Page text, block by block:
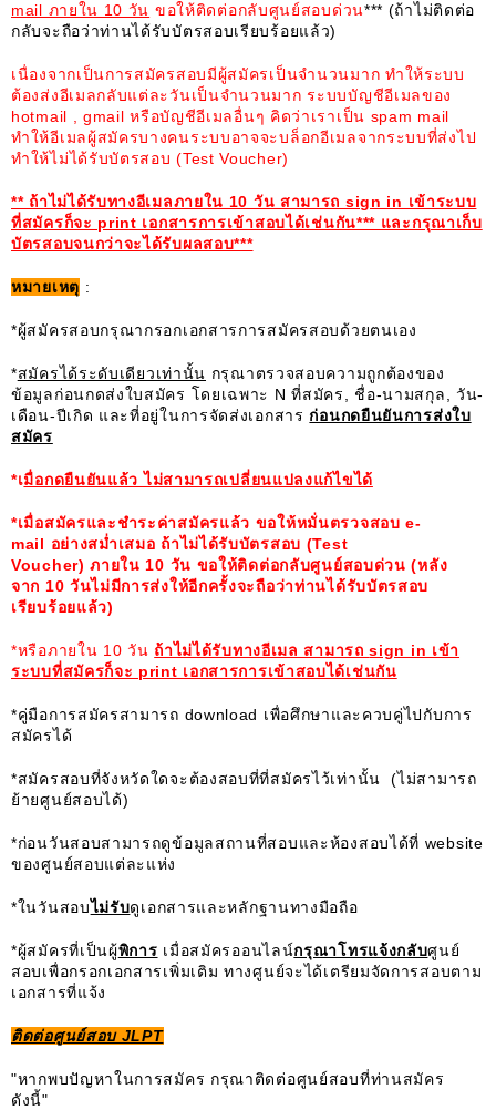
mail ภายใน 10 วัน ขอให้ติดต่อกลับศูนย์สอบด่วน*** (ถ้าไม่ติดต่อ
กลับจะถือว่าท่านได้รับบัตรสอบเรียบร้อยแล้ว)
เนื่องจากเป็นการสมัครสอบมีผู้สมัครเป็นจำนวนมาก ทำให้ระบบ
ต้องส่งอีเมลกลับแต่ละวันเป็นจำนวนมาก ระบบบัญชีอีเมลของ
hotmail , gmail หรือบัญชีอีเมลอื่นๆ คิดว่าเราเป็น spam mail
ทำให้อีเมลผู้สมัครบางคนระบบอาจจะบล็อกอีเมลจากระบบที่ส่งไป
ทำให้ไม่ได้รับบัตรสอบ (Test Voucher)
** ถ้าไม่ได้รับทางอีเมลภายใน 10 วัน สามารถ sign in เข้าระบบ
ที่สมัครก็จะ print เอกสารการเข้าสอบได้เช่นกัน*** และกรุณาเก็บ
บัตรสอบจนกว่าจะได้รับผลสอบ***
หมายเหตุ :
*ผู้สมัครสอบกรุณากรอกเอกสารการสมัครสอบด้วยตนเอง
*สมัครได้ระดับเดียวเท่านั้น กรุณาตรวจสอบความถูกต้องของ
ข้อมูลก่อนกดส่งใบสมัคร โดยเฉพาะ N ที่สมัคร, ชื่อ-นามสกุล, วัน-
เดือน-ปีเกิด และที่อยู่ในการจัดส่งเอกสารก่อนกดยืนยันการส่งใบ
สมัคร
*เมื่อกดยืนยันแล้ว ไม่สามารถเปลี่ยนแปลงแก้ไขได้
*เมื่อสมัครและชำระค่าสมัครแล้ว ขอให้หมั่นตรวจสอบ e-
mail อย่างสม่ำเสมอ ถ้าไม่ได้รับบัตรสอบ (Test
Voucher) ภายใน 10 วัน ขอให้ติดต่อกลับศูนย์สอบด่วน (หลัง
จาก 10 วันไม่มีการส่งให้อีกครั้งจะถือว่าท่านได้รับบัตรสอบ
เรียบร้อยแล้ว)
*หรือภายใน 10 วัน ถ้าไม่ได้รับทางอีเมล สามารถsign in เข้า
ระบบที่สมัครก็จะ print เอกสารการเข้าสอบได้เช่นกัน
*คู่มือการสมัครสามารถ download เพื่อศึกษาและควบคู่ไปกับการ
สมัครได้
*สมัครสอบที่จังหวัดใดจะต้องสอบที่ที่สมัครไว้เท่านั้น (ไม่สามารถ
ย้ายศูนย์สอบได้)
*ก่อนวันสอบสามารถดูข้อมูลสถานที่สอบและห้องสอบได้ที่ website
ของศูนย์สอบแต่ละแห่ง
*ในวันสอบไม่รับดูเอกสารและหลักฐานทางมือถือ
*ผู้สมัครที่เป็นผู้พิการ เมื่อสมัครออนไลน์กรุณาโทรแจ้งกลับศูนย์
สอบเพื่อกรอกเอกสารเพิ่มเติม ทางศูนย์จะได้เตรียมจัดการสอบตาม
เอกสารที่แจ้ง
ติดต่อศูนย์สอบJLPT
"หากพบปัญหาในการสมัคร กรุณาติดต่อศูนย์สอบที่ท่านสมัคร
ดังนี้"